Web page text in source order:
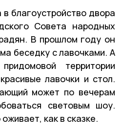
благоустройство двора
Совета народных
В прошлом году он
беседку с лавочками. А
территории
лавочки и стол.
может по вечерам
световым шоу.
как в сказке.